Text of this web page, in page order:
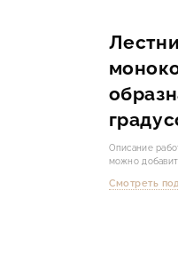
Описание
можно
Смотреть